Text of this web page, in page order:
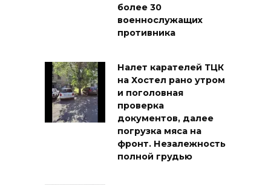
более 30
военнослужащих
противника
Налет карателей ТЦК
на Хостел рано утром
и поголовная
проверка
документов, далее
погрузка мяса на
фронт. Незалежность
полной грудью